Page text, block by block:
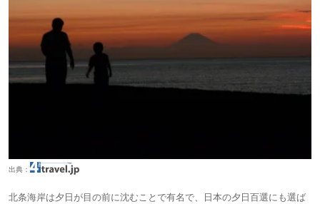
出典：
北条海岸は夕日が目の前に沈むことで有名で、日本の夕日百選にも選ば